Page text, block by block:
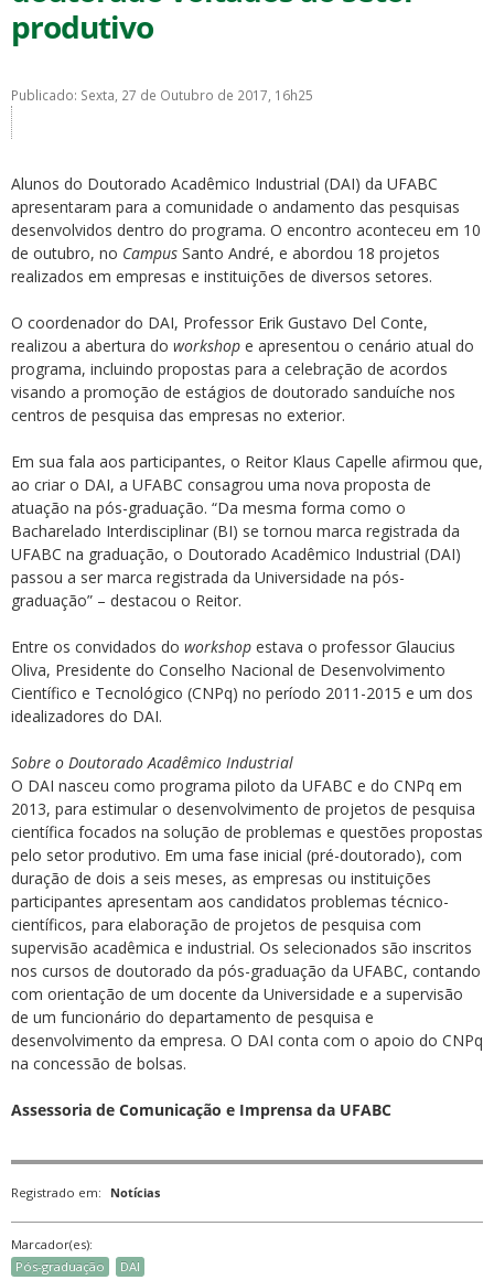
produtivo
Publicado: Sexta, 27 de Outubro de 2017, 16h25
Alunos do Doutorado Acadêmico Industrial (DAI) da UFABC
apresentaram para a comunidade o andamento das pesquisas
desenvolvidos dentro do programa. O encontro aconteceu em 10
de outubro, no Campus Santo André, e abordou 18 projetos
realizados em empresas e instituições de diversos setores.
O coordenador do DAI, Professor Erik Gustavo Del Conte,
realizou a abertura do workshop e apresentou o cenário atual do
programa, incluindo propostas para a celebração de acordos
visando a promoção de estágios de doutorado sanduíche nos
centros de pesquisa das empresas no exterior.
Em sua fala aos participantes, o Reitor Klaus Capelle afirmou que,
ao criar o DAI, a UFABC consagrou uma nova proposta de
atuação na pós-graduação. “Da mesma forma como o
Bacharelado Interdisciplinar (BI) se tornou marca registrada da
UFABC na graduação, o Doutorado Acadêmico Industrial (DAI)
passou a ser marca registrada da Universidade na pós-
graduação” – destacou o Reitor.
Entre os convidados do workshop estava o professor Glaucius
Oliva, Presidente do Conselho Nacional de Desenvolvimento
Científico e Tecnológico (CNPq) no período 2011-2015 e um dos
idealizadores do DAI.
Sobre o Doutorado Acadêmico Industrial
O DAI nasceu como programa piloto da UFABC e do CNPq em
2013, para estimular o desenvolvimento de projetos de pesquisa
científica focados na solução de problemas e questões propostas
pelo setor produtivo. Em uma fase inicial (pré-doutorado), com
duração de dois a seis meses, as empresas ou instituições
participantes apresentam aos candidatos problemas técnico-
científicos, para elaboração de projetos de pesquisa com
supervisão acadêmica e industrial. Os selecionados são inscritos
nos cursos de doutorado da pós-graduação da UFABC, contando
com orientação de um docente da Universidade e a supervisão
de um funcionário do departamento de pesquisa e
desenvolvimento da empresa. O DAI conta com o apoio do CNPq
na concessão de bolsas.
Assessoria de Comunicação e Imprensa da UFABC
Registrado em: Notícias
Marcador(es):
Pós-graduação
DAI